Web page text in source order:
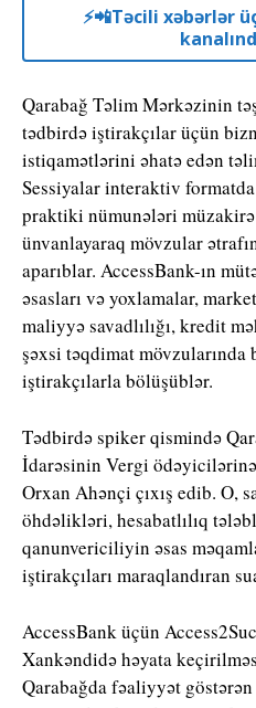
⚡️📲Təcili xəbərlər
Qarabağ Təlim Mərkəzinin
tədbirdə iştirakçılar üçün
istiqamətlərini əhatə edən
Sessiyalar interaktiv
praktiki nümunələri
ünvanlayaraq mövzular
aparıblar. AccessBank-ın
əsasları və yoxlamalar,
maliyyə savadlılığı, kredit
şəxsi təqdimat
iştirakçılarla bölüşüblər.
Tədbirdə spiker qismində
İdarəsinin Vergi
Orxan Ahənçi çıxış edib. O,
öhdəlikləri, hesabatlılıq
qanunvericiliyin əsas
iştirakçıları maraqlandıran
AccessBank üçün
Xankəndidə həyata
Qarabağda fəaliyyət